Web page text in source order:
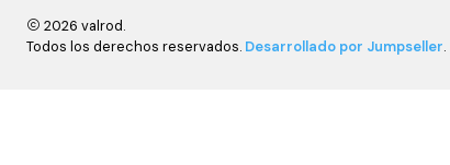
2026 valrod.
Todos los derechos reservados. Desarrollado por Jumpseller.